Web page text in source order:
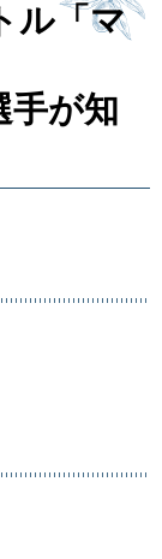
ル「マ
手が知